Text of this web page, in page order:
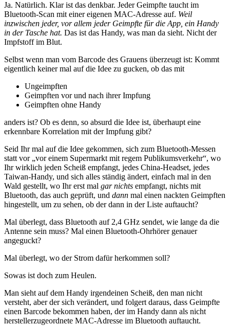
Ja. Natürlich. Klar ist das denkbar. Jeder Geimpfte taucht im
Bluetooth-Scan mit einer eigenen MAC-Adresse auf. Weil
inzwischen jeder, vor allem jeder Geimpfte für die App, ein Handy
in der Tasche hat. Das ist das Handy, was man da sieht. Nicht der
Impfstoff im Blut.
Selbst wenn man vom Barcode des Grauens überzeugt ist: Kommt
eigentlich keiner mal auf die Idee zu gucken, ob das mit
Ungeimpften
Geimpften vor und nach ihrer Impfung
Geimpften ohne Handy
anders ist? Ob es denn, so absurd die Idee ist, überhaupt eine
erkennbare Korrelation mit der Impfung gibt?
Seid Ihr mal auf die Idee gekommen, sich zum Bluetooth-Messen
statt vor „vor einem Supermarkt mit regem Publikumsverkehr“, wo
Ihr wirklich jeden Scheiß empfangt, jedes China-Headset, jedes
Taiwan-Handy, und sich alles ständig ändert, einfach mal in den
Wald gestellt, wo Ihr erst mal gar nichts empfangt, nichts mit
Bluetooth, das auch geprüft, und dann mal einen nackten Geimpften
hingestellt, um zu sehen, ob der dann in der Liste auftaucht?
Mal überlegt, dass Bluetooth auf 2,4 GHz sendet, wie lange da die
Antenne sein muss? Mal einen Bluetooth-Ohrhörer genauer
angeguckt?
Mal überlegt, wo der Strom dafür herkommen soll?
Sowas ist doch zum Heulen.
Man sieht auf dem Handy irgendeinen Scheiß, den man nicht
versteht, aber der sich verändert, und folgert daraus, dass Geimpfte
einen Barcode bekommen haben, der im Handy dann als nicht
herstellerzugeordnete MAC-Adresse im Bluetooth auftaucht.